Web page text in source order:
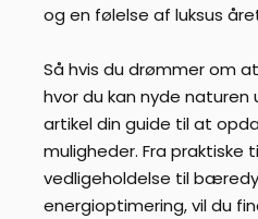
og en følelse af luksus
Så hvis du drømmer om
hvor du kan nyde
artikel din guide til at
muligheder. Fra praktiske
vedligeholdelse til
energioptimering, vil du